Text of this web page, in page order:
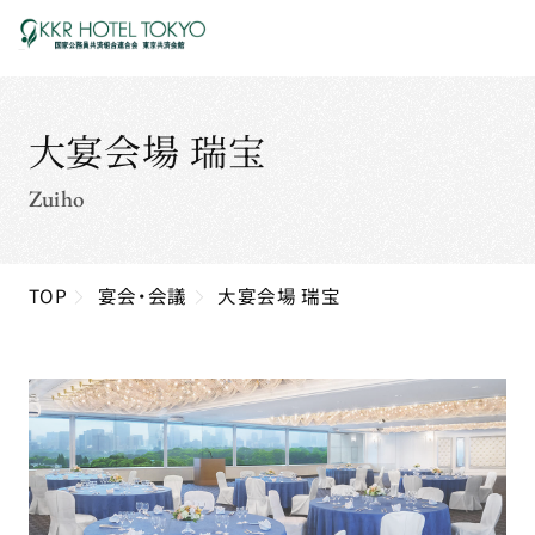
大宴会場 瑞宝
Zuiho
TOP 宴会・会議 大宴会場 瑞宝